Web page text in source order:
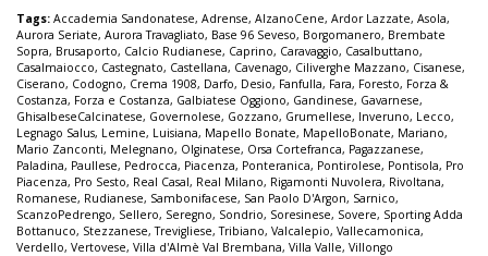
Tags: Accademia Sandonatese, Adrense, AlzanoCene, Ardor Lazzate, Asola,
Aurora Seriate, Aurora Travagliato, Base 96 Seveso, Borgomanero, Brembate
Sopra, Brusaporto, Calcio Rudianese, Caprino, Caravaggio, Casalbuttano,
Casalmaiocco, Castegnato, Castellana, Cavenago, Ciliverghe Mazzano, Cisanese,
Ciserano, Codogno, Crema 1908, Darfo, Desio, Fanfulla, Fara, Foresto, Forza &
Costanza, Forza e Costanza, Galbiatese Oggiono, Gandinese, Gavarnese,
GhisalbeseCalcinatese, Governolese, Gozzano, Grumellese, Inveruno, Lecco,
Legnago Salus, Lemine, Luisiana, Mapello Bonate, MapelloBonate, Mariano,
Mario Zanconti, Melegnano, Olginatese, Orsa Cortefranca, Pagazzanese,
Paladina, Paullese, Pedrocca, Piacenza, Ponteranica, Pontirolese, Pontisola, Pro
Piacenza, Pro Sesto, Real Casal, Real Milano, Rigamonti Nuvolera, Rivoltana,
Romanese, Rudianese, Sambonifacese, San Paolo D'Argon, Sarnico,
ScanzoPedrengo, Sellero, Seregno, Sondrio, Soresinese, Sovere, Sporting Adda
Bottanuco, Stezzanese,Trevigliese,Tribiano, Valcalepio, Vallecamonica,
Verdello, Vertovese, Villa d'Almè Val Brembana, Villa Valle, Villongo